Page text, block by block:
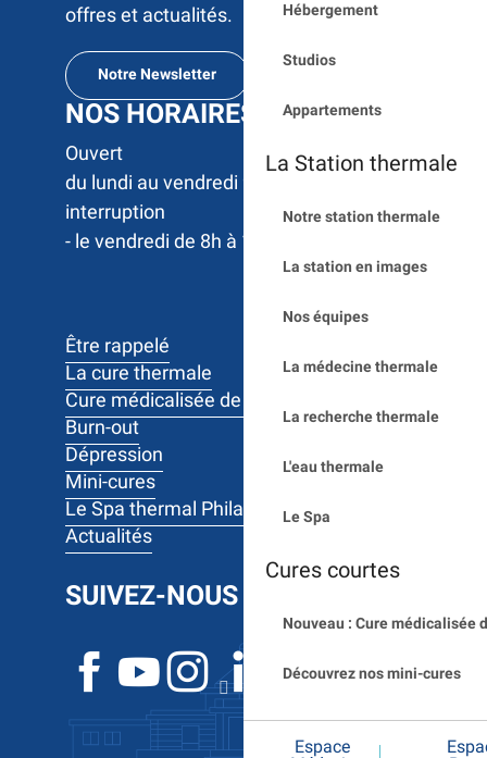
Hébergement
Studios
Appartements
La Station thermale
Notre station thermale
La station en images
Nos équipes
La médecine thermale
La recherche thermale
L'eau thermale
Le Spa
Cures courtes
Nouveau : Cure médicalisée
Découvrez nos mini-cures
Espace
offres et actualités.
Notre Newsletter
NOS HORAIRES
Ouvert
du lundi au vendredi 9h à 17h sans
interruption
- le vendredi de 8h à 12h
Être rappelé
La cure thermale
Cure médicalisée de 10 jours
Burn-out
Dépression
Mini-cures
Le Spa thermal Philae
Actualités
SUIVEZ-NOUS